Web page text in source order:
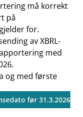
må korrekt
på
for.
av XBRL-
med
og med første
før 31.3.2026